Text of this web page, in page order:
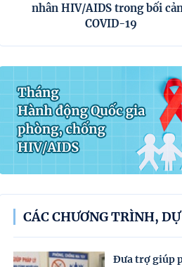
nhân HIV/AIDS trong bối
COVID-19
CÁC CHƯƠNG TRÌNH,
Đưa trợ giúp